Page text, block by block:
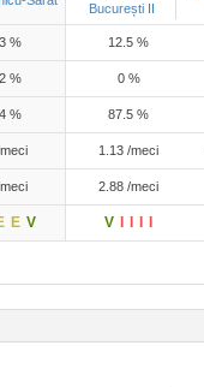
București II
% 12.5 %
% 0 %
% 87.5 %
1.13 /meci
2.88 /meci
E V V